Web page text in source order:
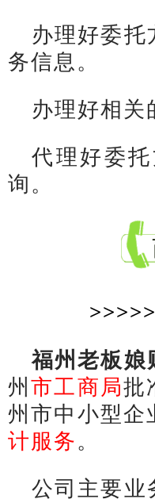
办理好委托
务信息。
办理好相关
代理好委
询。
福州老板娘
州市工商局批
州市中小型企
计服务。
公司主要业